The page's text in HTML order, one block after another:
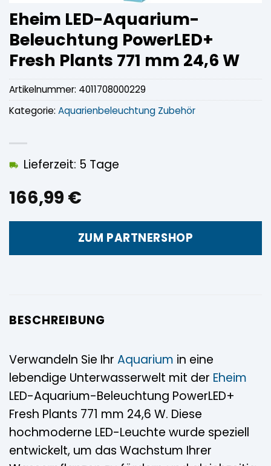
Eheim LED-Aquarium-
Beleuchtung PowerLED+
Fresh Plants 771 mm 24,6 W
166,99 €
Lieferzeit: 5 Tage
ZUM PARTNERSHOP
Artikelnummer: 4011708000229
Kategorie: Aquarienbeleuchtung Zubehör
BESCHREIBUNG
Verwandeln Sie Ihr Aquarium in eine
lebendige Unterwasserwelt mit der Eheim
LED-Aquarium-Beleuchtung PowerLED+
Fresh Plants 771 mm 24,6 W. Diese
hochmoderne LED-Leuchte wurde speziell
entwickelt, um das Wachstum Ihrer